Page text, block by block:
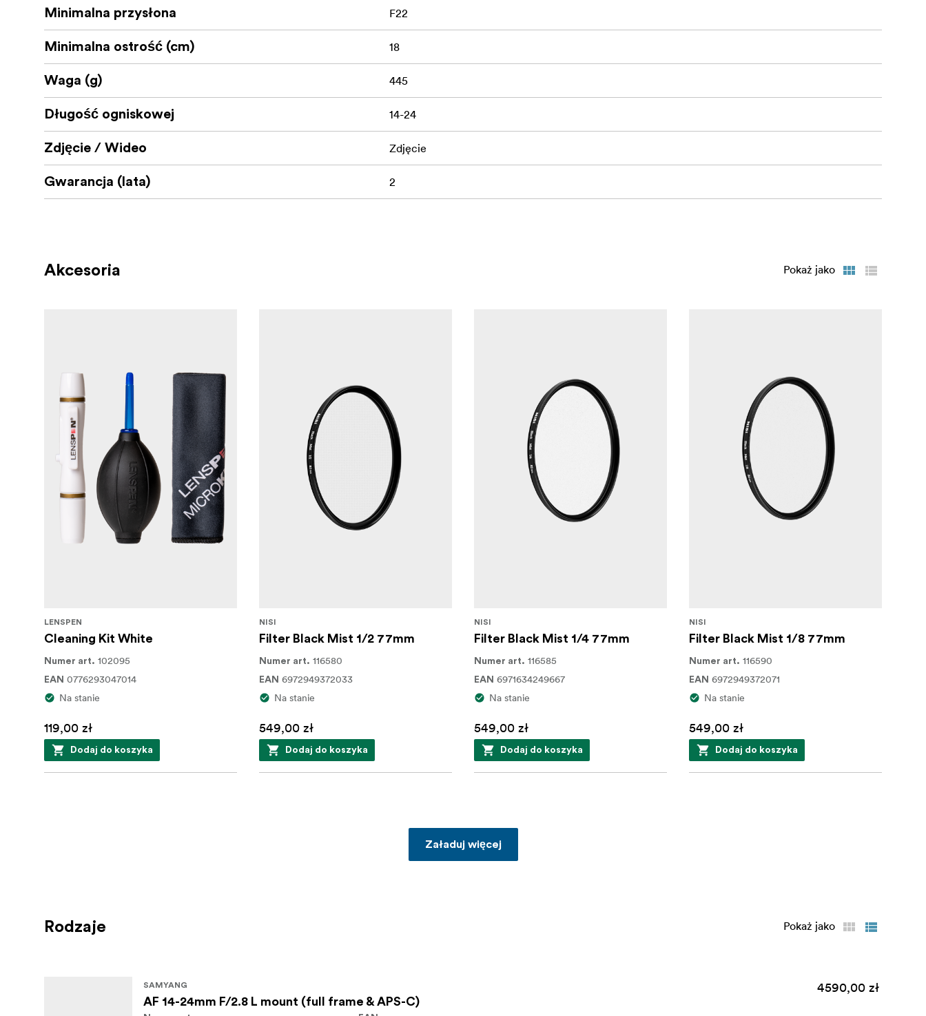
Minimalna przysłona F22
Minimalna ostrość (cm) 18
Waga (g) 445
Długość ogniskowej 14-24
Zdjęcie / Wideo Zdjęcie
Gwarancja (lata) 2
Akcesoria Pokaż jako
LENSPEN
Cleaning Kit White
Numer art. 102095
EAN 0776293047014
Na stanie
119,00 zł
Dodaj do koszyka
NISI
Filter Black Mist 1/2 77mm
Numer art. 116580
EAN 6972949372033
Na stanie
549,00 zł
Dodaj do koszyka
NISI
Filter Black Mist 1/4 77mm
Numer art. 116585
EAN 6971634249667
Na stanie
549,00 zł
Dodaj do koszyka
NISI
Filter Black Mist 1/8 77mm
Numer art. 116590
EAN 6972949372071
Na stanie
549,00 zł
Dodaj do koszyka
Załaduj więcej
Rodzaje Pokaż jako
SAMYANG
AF 14-24mm F/2.8 L mount (full frame & APS-C)
4590,00 zł